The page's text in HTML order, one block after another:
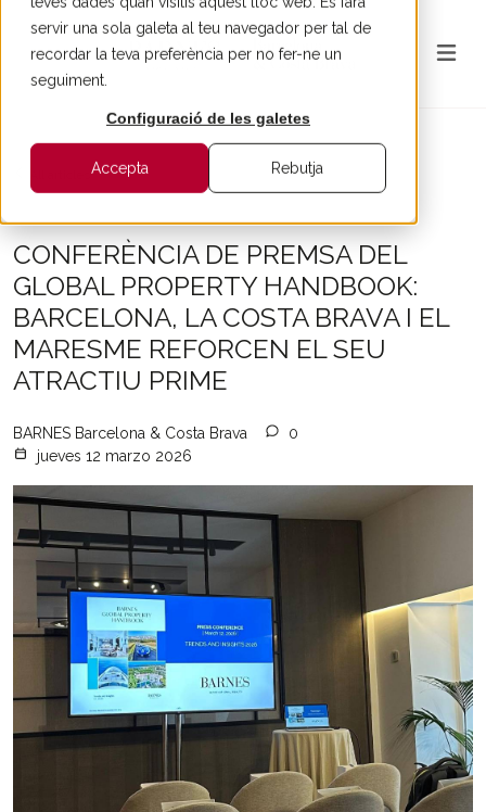
servir una sola galeta al teu navegador per tal de
recordar la teva preferència per no fer-ne un
seguiment.
Configuració de les galetes
Accepta Rebutja
CONFERÈNCIA DE PREMSA DEL
GLOBAL PROPERTY HANDBOOK:
BARCELONA, LA COSTA BRAVA I EL
MARESME REFORCEN EL SEU
ATRACTIU PRIME
BARNES Barcelona & Costa Brava
0
jueves 12 marzo 2026